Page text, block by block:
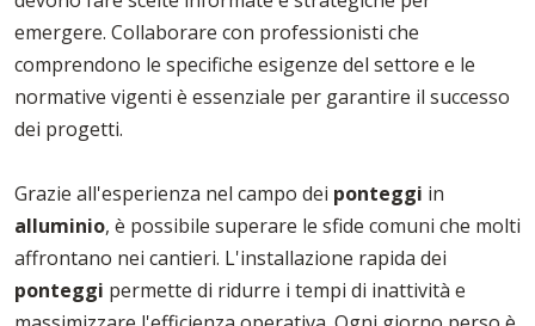
emergere. Collaborare con professionisti che
comprendono le specifiche esigenze del settore e le
normative vigenti è essenziale per garantire il successo
dei progetti.
Grazie all'esperienza nel campo dei ponteggi in
alluminio, è possibile superare le sfide comuni che molti
affrontano nei cantieri. L'installazione rapida dei
ponteggi permette di ridurre i tempi di inattività e